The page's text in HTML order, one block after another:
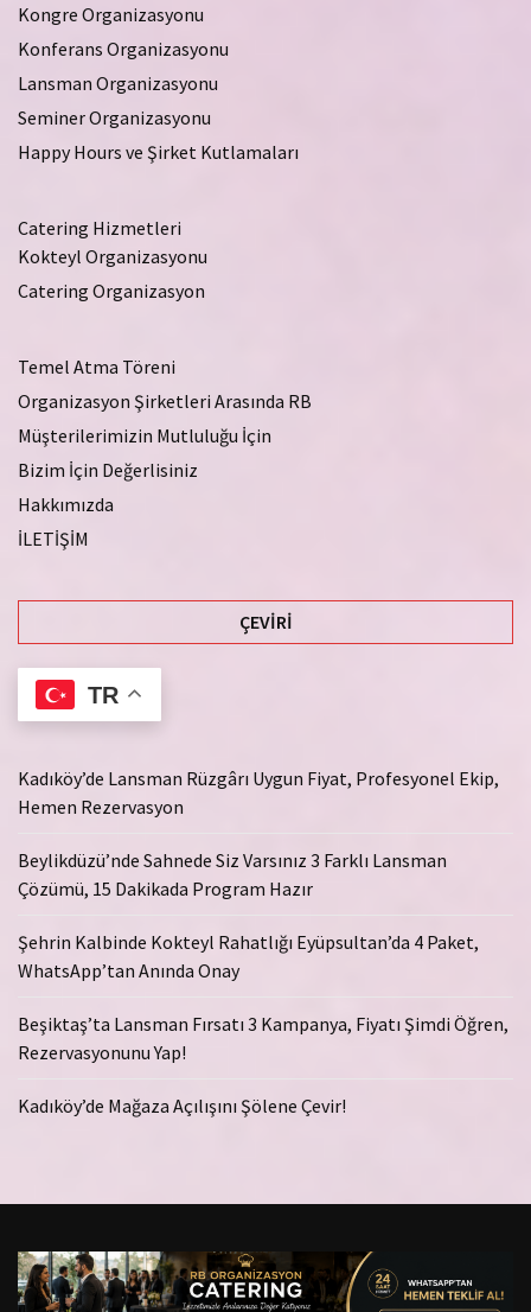
Kongre Organizasyonu
Konferans Organizasyonu
Lansman Organizasyonu
Seminer Organizasyonu
Happy Hours ve Şirket Kutlamaları
Catering Hizmetleri
Kokteyl Organizasyonu
Catering Organizasyon
Temel Atma Töreni
Organizasyon Şirketleri Arasında RB
Müşterilerimizin Mutluluğu İçin
Bizim İçin Değerlisiniz
Hakkımızda
İLETİŞİM
ÇEVIRI
TR
Kadıköy’de Lansman Rüzgârı Uygun Fiyat, Profesyonel Ekip,
Hemen Rezervasyon
Beylikdüzü’nde Sahnede Siz Varsınız 3 Farklı Lansman
Çözümü, 15 Dakikada Program Hazır
Şehrin Kalbinde Kokteyl Rahatlığı Eyüpsultan’da 4 Paket,
WhatsApp’tan Anında Onay
Beşiktaş’ta Lansman Fırsatı 3 Kampanya, Fiyatı Şimdi Öğren,
Rezervasyonunu Yap!
Kadıköy’de Mağaza Açılışını Şölene Çevir!